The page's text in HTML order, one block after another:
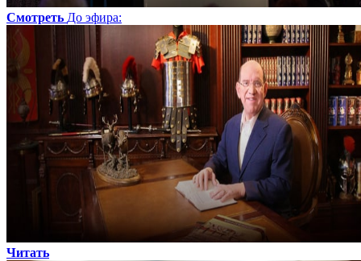
Смотреть До эфира:
Читать